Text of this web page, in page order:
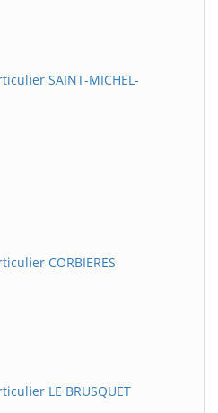
SAINT-MICHEL-
CORBIERES
LE BRUSQUET